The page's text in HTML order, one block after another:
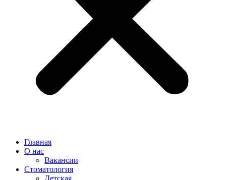
Главная
О нас
Вакансии
Стоматология